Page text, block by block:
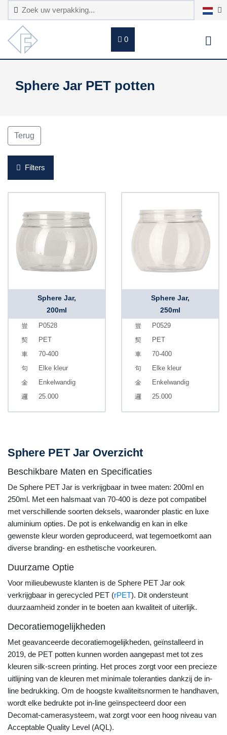
0
Sphere Jar PET potten
Terug
Filters
Sphere Jar,
200ml
P0528
PET
70-400
Elke kleur
Enkelwandig
25.000
Sphere Jar,
250ml
P0529
PET
70-400
Elke kleur
Enkelwandig
25.000
Sphere PET Jar Overzicht
Beschikbare Maten en Specificaties
De Sphere PET Jar is verkrijgbaar in twee maten: 200ml en
250ml. Met een halsmaat van 70-400 is deze pot compatibel
met verschillende soorten deksels, waaronder plastic en luxe
aluminium opties. De pot is enkelwandig en kan in elke
gewenste kleur worden geproduceerd, wat tegemoetkomt aan
diverse branding- en esthetische voorkeuren.
Duurzame Optie
Voor milieubewuste klanten is de Sphere PET Jar ook
verkrijgbaar in gerecycled PET (rPET). Dit ondersteunt
duurzaamheid zonder in te boeten aan kwaliteit of uiterlijk.
Decoratiemogelijkheden
Met geavanceerde decoratiemogelijkheden, geïnstalleerd in
2019, de PET potten kunnen worden aangepast met tot zes
kleuren silk-screen printing. Het proces zorgt voor een precieze
uitlijning van de kleuren met minimale toleranties dankzij de in-
line bedrukking. Om de hoogste kwaliteitsnormen te handhaven,
wordt elke bedrukte pot in-line geïnspecteerd door een
Decomat-camerasysteem, wat zorgt voor een hoog niveau van
Acceptable Quality Level (AQL).